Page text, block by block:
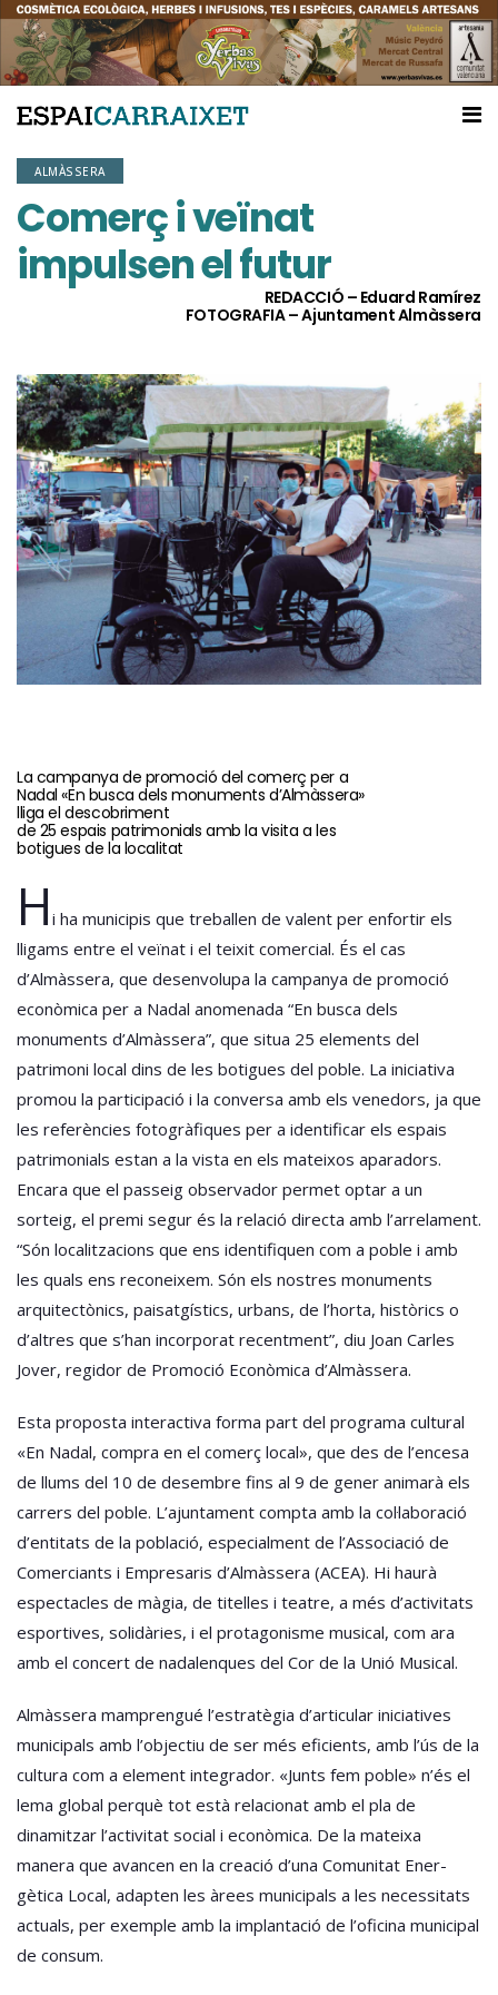
ALMÀSSERA
Comerç i veïnat
impulsen el futur
REDACCIÓ – Eduard Ramírez
FOTOGRAFIA – Ajuntament Almàssera
La campanya de promoció del comerç per a
Nadal «En busca dels monuments d’Almàssera»
lliga el descobriment
de 25 espais patrimonials amb la visita a les
botigues de la localitat
H i ha municipis que treballen de valent per enfortir els
lligams entre el veïnat i el teixit comercial. És el cas
d’Almàssera, que desenvolupa la campanya de promoció
econòmica per a Nadal anomenada “En busca dels
monuments d’Almàssera”, que situa 25 elements del
patrimoni local dins de les botigues del poble. La iniciativa
promou la participació i la conversa amb els venedors, ja que
les referències fotogràfiques per a identificar els espais
patrimonials estan a la vista en els mateixos aparadors.
Encara que el passeig observador permet optar a un
sorteig, el premi segur és la relació directa amb l’arrelament.
“Són localitzacions que ens identifiquen com a poble i amb
les quals ens reconeixem. Són els nostres monuments
arquitectònics, paisatgístics, urbans, de l’horta, històrics o
d’altres que s’han incorporat recentment”, diu Joan Carles
Jover, regidor de Promoció Econòmica d’Almàssera.
Esta proposta interactiva forma part del programa cultural
«En Nadal, compra en el comerç local», que des de l’encesa
de llums del 10 de desembre fins al 9 de gener animarà els
carrers del poble. L’ajuntament compta amb la col·laboració
d’entitats de la població, especialment de l’Associació de
Comerciants i Empresaris d’Almàssera (ACEA). Hi haurà
espectacles de màgia, de titelles i teatre, a més d’activitats
esportives, solidàries, i el protagonisme musical, com ara
amb el concert de nadalenques del Cor de la Unió Musical.
Almàssera mamprengué l’estratègia d’articular iniciatives
municipals amb l’objectiu de ser més eficients, amb l’ús de la
cultura com a element integrador. «Junts fem poble» n’és el
lema global perquè tot està relacionat amb el pla de
dinamitzar l’activitat social i econòmica. De la mateixa
manera que avancen en la creació d’una Comunitat Ener-
gètica Local, adapten les àrees municipals a les necessitats
actuals, per exemple amb la implantació de l’oficina municipal
de consum.